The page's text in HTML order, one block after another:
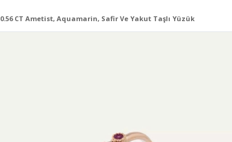
0.56 CT Ametist, Aquamarin, Safir Ve Yakut Taşlı Yüzük